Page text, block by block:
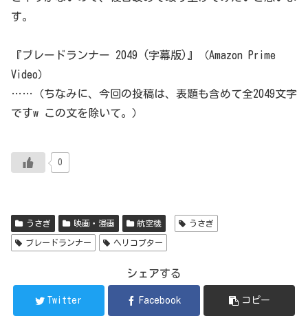
す。
『ブレードランナー 2049 (字幕版)』（Amazon Prime
Video）
……（ちなみに、今回の投稿は、表題も含めて全2049文字
ですw この文を除いて。）
0
うさぎ 映画・漫画 航空機 うさぎ
ブレードランナー ヘリコプター
シェアする
Twitter Facebook コピー